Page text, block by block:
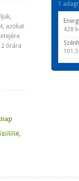
azokat
órára
,
1
428